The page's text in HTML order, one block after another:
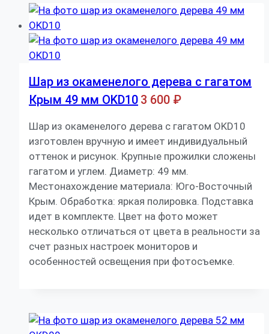
Шар из окаменелого дерева с гагатом
Крым 49 мм OKD10 3 600 ₽
Шар из окаменелого дерева с гагатом OKD10
изготовлен вручную и имеет индивидуальный
оттенок и рисунок. Крупные прожилки сложены
гагатом и углем. Диаметр: 49 мм.
Местонахождение материала: Юго-Восточный
Крым. Обработка: яркая полировка. Подставка
идет в комплекте. Цвет на фото может
несколько отличаться от цвета в реальности за
счет разных настроек мониторов и
особенностей освещения при фотосъемке.